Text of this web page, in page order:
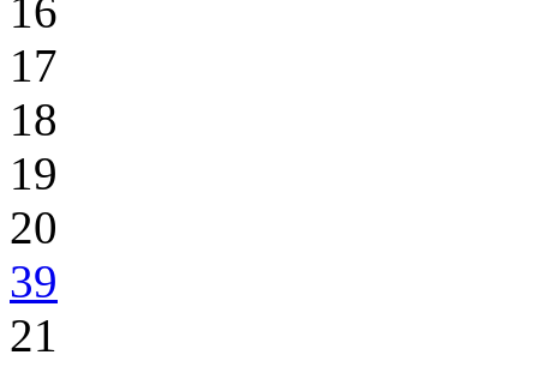
16
17
18
19
20
39
21